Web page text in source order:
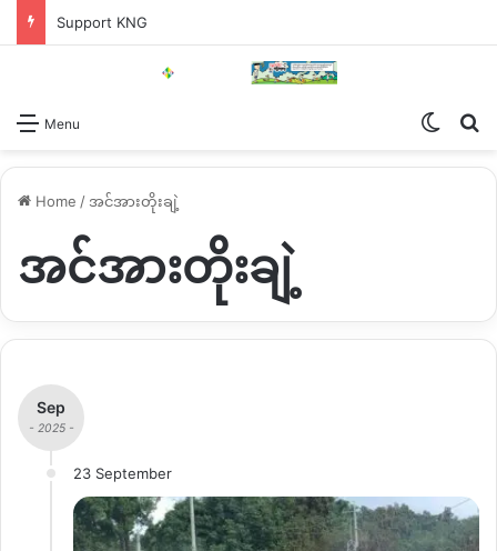
Support KNG
Menu
Home / အင်အားတိုးချဲ့
အင်အားတိုးချဲ့
Sep
- 2025 -
23 September